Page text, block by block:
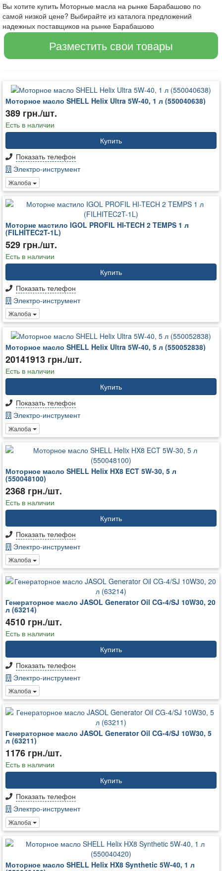
Вы хотите купить Моторные масла на рынке Барабашово по
самой низкой цене? Выбирайте из каталога предложений
надежных поставщиков на рынке Барабашово
Разместить свои товары
Моторное масло SHELL Helix Ultra 5W-40, 1 л (550040638)
389 грн./шт.
Есть в наличии
Купить
Показать телефон
Электро-инструмент
Жалоба
Моторне мастило IGOL PROFIL HI-TECH 2 TEMPS 1 л
(FILHITEC2T-1L)
529 грн./шт.
Есть в наличии
Купить
Показать телефон
Электро-инструмент
Жалоба
Моторное масло SHELL Helix Ultra 5W-40, 5 л (550052838)
20141913 грн./шт.
Есть в наличии
Купить
Показать телефон
Электро-инструмент
Жалоба
Моторное масло SHELL Helix HX8 ECT 5W-30, 5 л
(550048100)
2368 грн./шт.
Есть в наличии
Купить
Показать телефон
Электро-инструмент
Жалоба
Генераторное масло JASOL Generator Oil CG-4/SJ 10W30, 20
л (63214)
4510 грн./шт.
Есть в наличии
Купить
Показать телефон
Электро-инструмент
Жалоба
Генераторное масло JASOL Generator Oil CG-4/SJ 10W30, 5
л (63211)
1176 грн./шт.
Есть в наличии
Купить
Показать телефон
Электро-инструмент
Жалоба
Моторное масло SHELL Helix HX8 Synthetic 5W-40, 1 л